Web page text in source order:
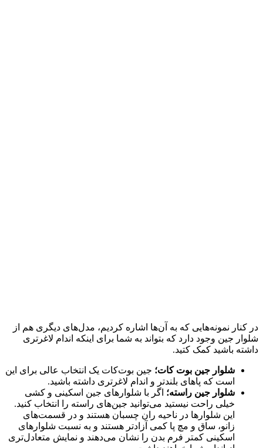
در کنار نمونه‌هایی که به آن‌ها اشاره کردیم، مدل‌های دیگری هم از
شلوار جین وجود دارد که بتواند به شما برای اینکه اندام لاغرتری
داشته باشید کمک کتید.
شلوار جین بوت کات؛ جین بوت‌کات یک انتخاب عالی برای این
است که پاهای بلندتر و اندام لاغرتری داشته باشید.
شلوار جین راسته؛ اگر با شلوارهای جین اسکینی و کشی
خیلی راحت نیستید می‌توانید جین‌های راسته را انتخاب کنید.
این شلوارها در ناحیه ران چسبان هستند و در قسمت‌های
زانو، ساق و مچ پا کمی آزادتر هستند و به نسبت شلوارهای
اسکینی کمتر فرم بدن را نشان می‌دهند و نمایش متعادل‌تری